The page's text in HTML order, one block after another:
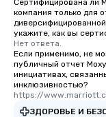
Сертифицирована ли
компания только для
укажите, как вы
Нет ответа.
Если применимо, не
публичный отчет
инициативах,
инклюзивностью?
https://
ЗДОРОВЬЕ И